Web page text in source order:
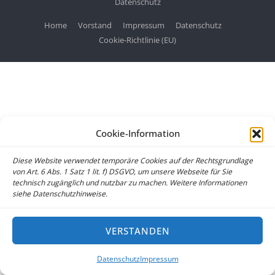
Cookie-Information
Diese Website verwendet temporäre Cookies auf der Rechtsgrundlage
von Art. 6 Abs. 1 Satz 1 lit. f) DSGVO, um unsere Webseite für Sie
technisch zugänglich und nutzbar zu machen. Weitere Informationen
siehe Datenschutzhinweise.
VERSTANDEN
DatenschutzImpressum
Home Vorstand Impressum
Datenschutz
Cookie-Richtlinie (EU)